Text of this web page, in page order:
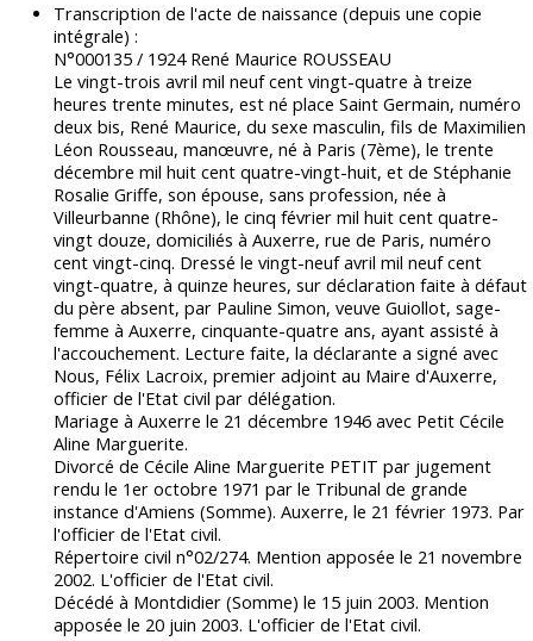
Transcription de l'acte de naissance (depuis une copie
intégrale) :
N°000135 / 1924 René Maurice ROUSSEAU
Le vingt-trois avril mil neuf cent vingt-quatre à treize
heures trente minutes, est né place Saint Germain, numéro
deux bis, René Maurice, du sexe masculin, fils de Maximilien
Léon Rousseau, manœuvre, né à Paris (7ème), le trente
décembre mil huit cent quatre-vingt-huit, et de Stéphanie
Rosalie Griffe, son épouse, sans profession, née à
Villeurbanne (Rhône), le cinq février mil huit cent quatre-
vingt douze, domiciliés à Auxerre, rue de Paris, numéro
cent vingt-cinq. Dressé le vingt-neuf avril mil neuf cent
vingt-quatre, à quinze heures, sur déclaration faite à défaut
du père absent, par Pauline Simon, veuve Guiollot, sage-
femme à Auxerre, cinquante-quatre ans, ayant assisté à
l'accouchement. Lecture faite, la déclarante a signé avec
Nous, Félix Lacroix, premier adjoint au Maire d'Auxerre,
officier de l'Etat civil par délégation.
Mariage à Auxerre le 21 décembre 1946 avec Petit Cécile
Aline Marguerite.
Divorcé de Cécile Aline Marguerite PETIT par jugement
rendu le 1er octobre 1971 par le Tribunal de grande
instance d'Amiens (Somme). Auxerre, le 21 février 1973. Par
l'officier de l'Etat civil.
Répertoire civil n°02/274. Mention apposée le 21 novembre
2002. L'officier de l'Etat civil.
Décédé à Montdidier (Somme) le 15 juin 2003. Mention
apposée le 20 juin 2003. L'officier de l'Etat civil.